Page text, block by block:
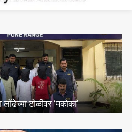
निंबजनगर, विठ्ठलनगर व एकतानगरी पुरमुक्त
महापौर मंजुषा नागपुरे यांची कायमस्वरूपी
तातडीची बैठक